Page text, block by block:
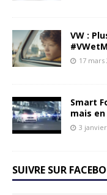
VW :
17 mars
Smart
mais
3
SUIVRE SUR